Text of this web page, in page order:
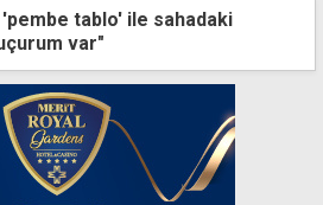
'pembe tablo' ile sahadaki
var"